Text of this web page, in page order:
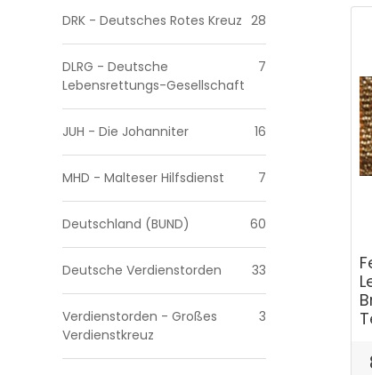
DRK - Deutsches Rotes Kreuz 28
DLRG - Deutsche
Lebensrettungs-Gesellschaft
7
JUH - Die Johanniter 16
MHD - Malteser Hilfsdienst 7
Deutschland (BUND) 60
Deutsche Verdienstorden 33
Verdienstorden - Großes
Verdienstkreuz
3